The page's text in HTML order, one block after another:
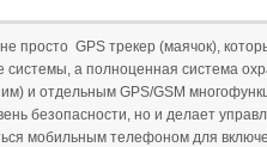
просто GPS трекер (маячок),
системы, а полноценная система
и отдельным GPS/GSM
безопасности, но и делает
мобильным телефоном для